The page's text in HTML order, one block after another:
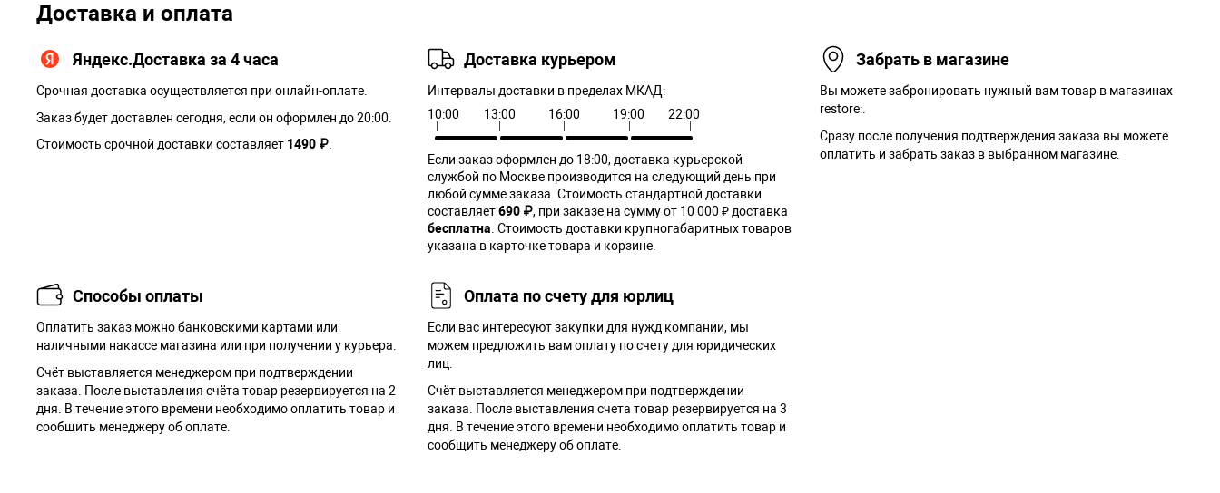
Доставка и оплата
Яндекс.Доставка за 4 часа
Срочная доставка осуществляется при онлайн-оплате.
Заказ будет доставлен сегодня, если он оформлен до 20:00.
Стоимость срочной доставки составляет 1490 ₽
Доставка курьером
Интервалы доставки в пределах МКАД:
10:00
13:00 16:00 19:00 22:00
Если заказ оформлен до 18:00, доставка курьерской
службой по Москве производится на следующий день при
любой сумме заказа. Cтоимость стандартной доставки
составляет690 ₽, при заказе на сумму от 10 000 ₽ доставка
бесплатна . Стоимость доставки крупногабаритных товаров
указана в карточке товара и корзине.
Забрать в магазине
Вы можете забронировать нужный вам товар в магазинах
restore:.
Сразу после получения подтверждения заказа вы можете
оплатить и забрать заказ в выбранном магазине.
Способы оплаты
Оплатить заказ можно банковскими картами или
наличными накассе магазина или при получении у курьера.
Cчёт выставляется менеджером при подтверждении
заказа. После выставления счёта товар резервируется на 2
дня. В течение этого времени необходимо оплатить товар и
сообщить менеджеру об оплате.
Оплата по счету для юрлиц
Если вас интересуют закупки для нужд компании, мы
можем предложить вам оплату по счету для юридических
лиц.
Счёт выставляется менеджером при подтверждении
заказа. После выставления счета товар резервируется на 3
дня. В течение этого времени необходимо оплатить товар и
сообщить менеджеру об оплате.